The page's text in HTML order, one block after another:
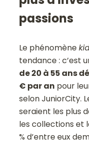
passions
Le phénomène
tendance : c’est
de 20 à 55 ans
€ par an pour
selon JuniorCity.
seraient les plus
les collections et
% d’entre eux